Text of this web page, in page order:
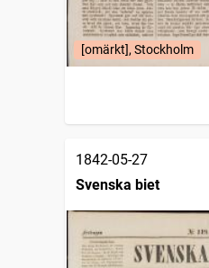
[omärkt], Stockholm
1842-05-27
Svenska biet